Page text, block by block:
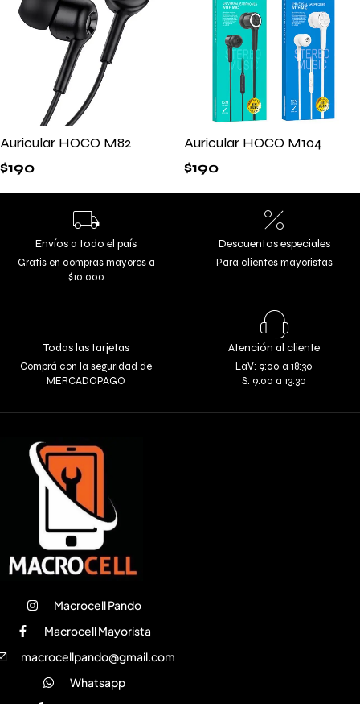
Auricular HOCO M82
$190
Auricular HOCO M104
$190
Envíos a todo el país
Gratis en compras mayores a
$10.000
Descuentos especiales
Para clientes mayoristas
Todas las tarjetas
Comprá con la seguridad de
MERCADOPAGO
Atención al cliente
LaV: 9:00 a 18:30
S: 9:00 a 13:30
Macrocell Pando
Macrocell Mayorista
macrocellpando@gmail.com
Whatsapp